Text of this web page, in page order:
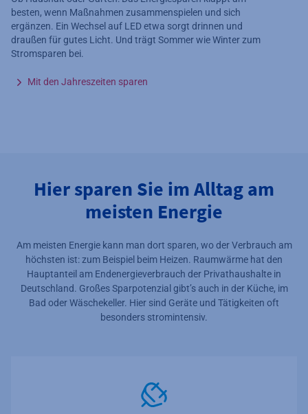
besten, wenn Maßnahmen zusammenspielen und sich
ergänzen. Ein Wechsel auf LED etwa sorgt drinnen und
draußen für gutes Licht. Und trägt Sommer wie Winter zum
Stromsparen bei.
Mit den Jahreszeiten sparen
Hier sparen Sie im Alltag am
meisten Energie
Am meisten Energie kann man dort sparen, wo der Verbrauch am
höchsten ist: zum Beispiel beim Heizen. Raumwärme hat den
Hauptanteil am Endenergieverbrauch der Privathaushalte in
Deutschland. Großes Sparpotenzial gibt’s auch in der Küche, im
Bad oder Wäschekeller. Hier sind Geräte und Tätigkeiten oft
besonders stromintensiv.